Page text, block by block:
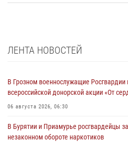
ЛЕНТА НОВОСТЕЙ
В Грозном военнослужащие Росгвардии
всероссийской донорской акции «От
06 августа 2026, 06:30
В Бурятии и Приамурье росгвардейцы
незаконном обороте наркотиков